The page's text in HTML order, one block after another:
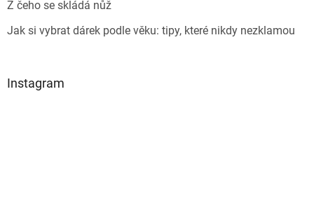
Z čeho se skládá nůž
Jak si vybrat dárek podle věku: tipy, které nikdy nezklamou
Instagram